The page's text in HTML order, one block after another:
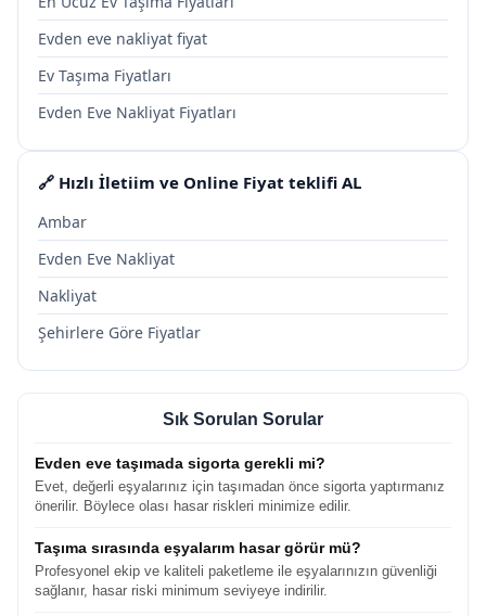
Evden eve nakliyat fiyat
Ev Taşıma Fiyatları
Evden Eve Nakliyat Fiyatları
🔗 Hızlı İletiim ve Online Fiyat teklifi AL
Ambar
Evden Eve Nakliyat
Nakliyat
Şehirlere Göre Fiyatlar
Sık Sorulan Sorular
Evden eve taşımada sigorta gerekli mi?
Evet, değerli eşyalarınız için taşımadan önce sigorta yaptırmanız
önerilir. Böylece olası hasar riskleri minimize edilir.
Taşıma sırasında eşyalarım hasar görür mü?
Profesyonel ekip ve kaliteli paketleme ile eşyalarınızın güvenliği
sağlanır, hasar riski minimum seviyeye indirilir.